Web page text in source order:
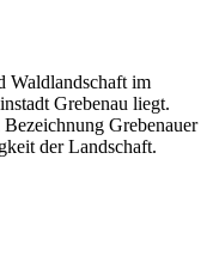
Waldlandschaft im
Grebenau liegt.
Grebenauer
der Landschaft.